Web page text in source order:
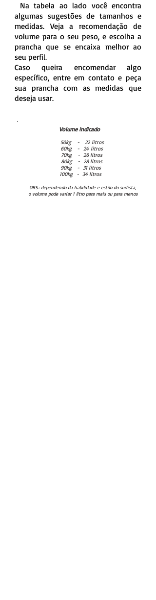
Na tabela ao lado você encontra
algumas sugestões de tamanhos e
medidas. Veja a recomendação de
volume para o seu peso, e escolha a
prancha que se encaixa melhor ao
seu perfil.
Caso queira encomendar algo
específico, entre em contato e peça
sua prancha com as medidas que
deseja usar.
Volume indicado
50kg - 22 litros
60kg - 24 litros
70kg - 26 litros
80kg - 28 litros
90kg - 31 litros
100kg - 34 litros
OBS.: dependendo da habilidade e estilo do surfista,
o volume pode variar 1 litro para mais ou para menos